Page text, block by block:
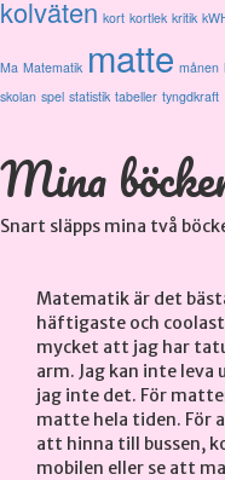
kolväten kort kortlek kritik
Ma Matematik matte månen
skolan spel statistik tabeller tyngdkraft
Mina
Snart släpps mina två
Matematik är det
häftigaste och
mycket att jag har
arm. Jag kan inte
jag inte det. För
matte hela tiden. För
att hinna till bussen,
mobilen eller se att